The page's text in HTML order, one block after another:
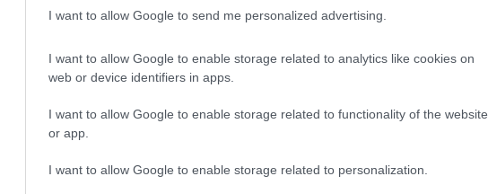
I want to allow Google to send me personalized advertising.
I want to allow Google to enable storage related to analytics like cookies on
web or device identifiers in apps.
I want to allow Google to enable storage related to functionality of the website
or app.
I want to allow Google to enable storage related to personalization.
Hőség és vízhiány - itatók
Amire többmillióan vártunk: